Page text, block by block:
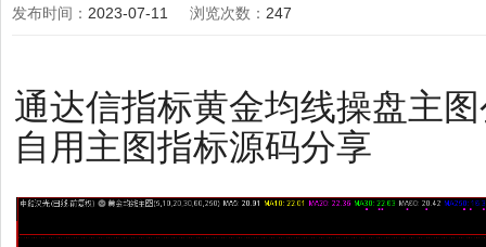
发布时间： 2023-07-11 浏览次数： 247
通达信指标黄金均线操盘主
自用主图指标源码分享